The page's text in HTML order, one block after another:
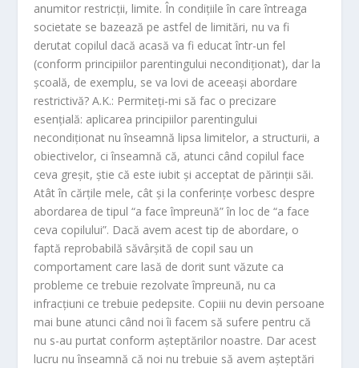
anumitor restricţii, limite. În condiţiile în care întreaga
societate se bazează pe astfel de limitări, nu va fi
derutat copilul dacă acasă va fi educat într-un fel
(conform principiilor parentingului necondiţionat), dar la
şcoală, de exemplu, se va lovi de aceeaşi abordare
restrictivă? A.K.: Permiteţi-mi să fac o precizare
esenţială: aplicarea principiilor parentingului
necondiţionat nu înseamnă lipsa limitelor, a structurii, a
obiectivelor, ci înseamnă că, atunci când copilul face
ceva greşit, ştie că este iubit şi acceptat de părinţii săi.
Atât în cărţile mele, cât şi la conferinţe vorbesc despre
abordarea de tipul “a face împreună” în loc de “a face
ceva copilului”. Dacă avem acest tip de abordare, o
faptă reprobabilă săvârşită de copil sau un
comportament care lasă de dorit sunt văzute ca
probleme ce trebuie rezolvate împreună, nu ca
infracţiuni ce trebuie pedepsite. Copiii nu devin persoane
mai bune atunci când noi îi facem să sufere pentru că
nu s-au purtat conform aşteptărilor noastre. Dar acest
lucru nu înseamnă că noi nu trebuie să avem aşteptări